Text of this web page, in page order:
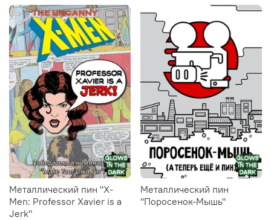
Металлический пин "X-
Men: Professor Xavier is a
Jerk"
Металлический пин
"Поросенок-Мышь"